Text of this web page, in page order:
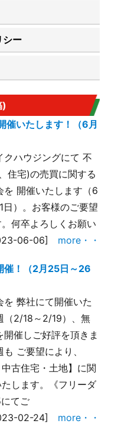
シー
)
催いたします！（6月
クハウジングにて 不
住宅)の売買に関する
を 開催いたします（6
日）。お客様のご要望
何卒よろしくお願い
06-06] more・・
催！（2月25日～26
を 弊社にて開催いた
（2/18～2/19）、無
開催しご好評を頂きま
も ご要望により、
中古住宅・土地】に関
します。《フリーダ
てご
02-24] more・・